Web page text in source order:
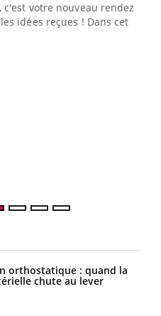
votre nouveau rendez-
idées reçues ! Dans cet
et de la qualité de vie au
Régis Blugeon,
orthostatique : quand la
chute au lever